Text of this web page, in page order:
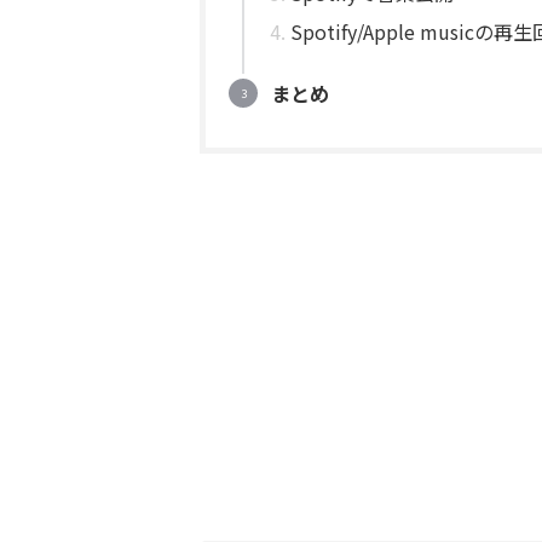
Spotify/Apple musicの再生
まとめ